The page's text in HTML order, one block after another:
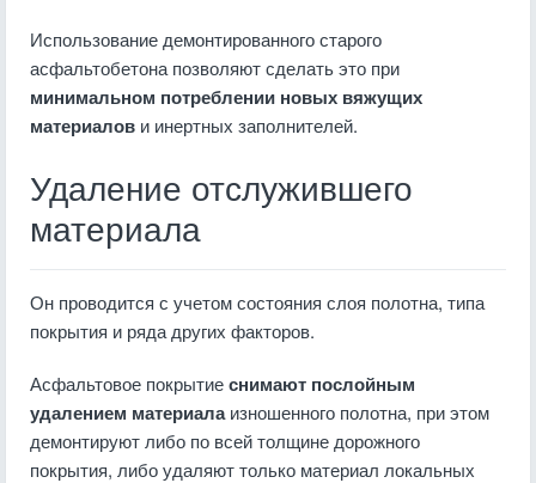
Использование демонтированного старого
асфальтобетона позволяют сделать это при
минимальном потреблении новых вяжущих
материалов и инертных заполнителей.
Удаление отслужившего
материала
Он проводится с учетом состояния слоя полотна, типа
покрытия и ряда других факторов.
Асфальтовое покрытиеснимают послойным
удалением материалаизношенного полотна, при этом
демонтируют либо по всей толщине дорожного
покрытия, либо удаляют только материал локальных